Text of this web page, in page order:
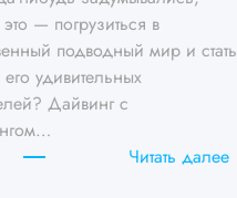
— погрузиться в
подводный мир и стать
удивительных
Дайвинг с
Читать далее: